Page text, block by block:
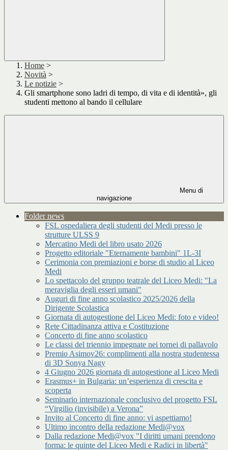
Home >
Novità >
Le notizie >
Gli smartphone sono ladri di tempo, di vita e di identità», gli
studenti mettono al bando il cellulare
Menu di
navigazione
Folder news
FSL ospedaliera degli studenti del Medi presso le
strutture ULSS 9
Mercatino Medi del libro usato 2026
Progetto editoriale "Eternamente bambini" 1L-3I
Cerimonia con premiazioni e borse di studio al Liceo
Medi
Lo spettacolo del gruppo teatrale del Liceo Medi: "La
meraviglia degli esseri umani"
Auguri di fine anno scolastico 2025/2026 della
Dirigente Scolastica
Giornata di autogestione del Liceo Medi: foto e video!
Rete Cittadinanza attiva e Costituzione
Concerto di fine anno scolastico
Le classi del triennio impegnate nei tornei di pallavolo
Premio Asimov26: complimenti alla nostra studentessa
di 3D Sonya Nagy
4 Giugno 2026 giornata di autogestione al Liceo Medi
Erasmus+ in Bulgaria: un’esperienza di crescita e
scoperta
Seminario internazionale conclusivo del progetto FSL
“Virgilio (invisibile) a Verona”
Invito al Concerto di fine anno: vi aspettiamo!
Ultimo incontro della redazione Medi@vox
Dalla redazione Medi@vox "I diritti umani prendono
forma: le quinte del Liceo Medi e Radici in libertà"